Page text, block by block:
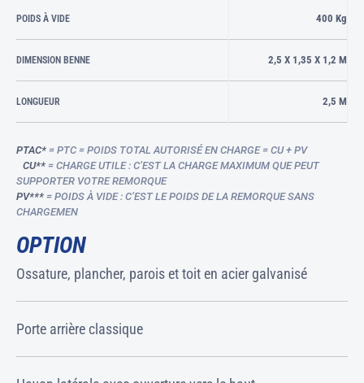
POIDS À VIDE 400 Kg
DIMENSION BENNE 2,5 X 1,35 X 1,2 M
LONGUEUR 2,5 M
PTAC* = PTC = POIDS TOTAL AUTORISÉ EN CHARGE = CU + PV
CU** = CHARGE UTILE : C’EST LA CHARGE MAXIMUM QUE PEUT
SUPPORTER VOTRE REMORQUE
PV*** = POIDS À VIDE : C’EST LE POIDS DE LA REMORQUE SANS
CHARGEMEN
OPTION
Ossature, plancher, parois et toit en acier galvanisé
Porte arrière classique